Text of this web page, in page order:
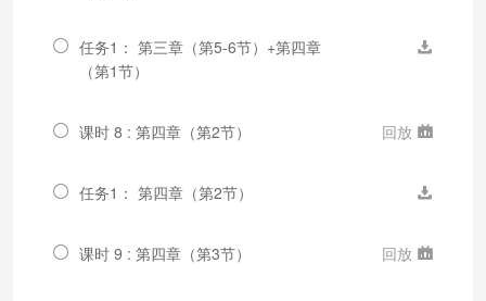
任务1： 第三章（第5-6节）+第四章
（第1节）
课时 8 : 第四章（第2节） 回放
任务1： 第四章（第2节）
课时 9 : 第四章（第3节） 回放